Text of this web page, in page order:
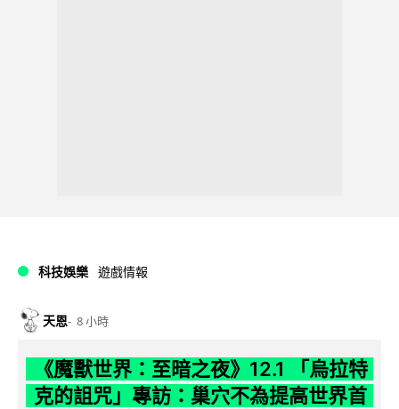
科技娛樂 遊戲情報
天恩 8 小時
《魔獸世界：至暗之夜》12.1 「烏拉特
克的詛咒」專訪：巢穴不為提高世界首